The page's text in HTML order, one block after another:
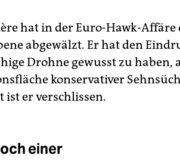
hat in der Euro-Hawk-
abgewälzt. Er hat den
Drohne gewusst zu haben,
konservativer
ist er verschlissen.
einer